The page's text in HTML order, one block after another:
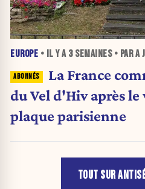
EUROPE • IL Y A 3 SEMAINES• PAR A
La France
du Vel d'Hiv après
plaque parisienne
TOUT SUR